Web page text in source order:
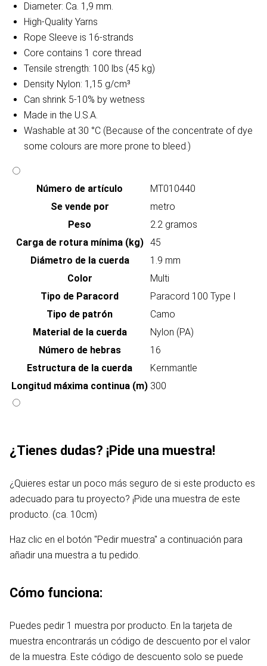
Diameter: Ca. 1,9 mm.
High-Quality Yarns
Rope Sleeve is 16-strands
Core contains 1 core thread
Tensile strength: 100 lbs (45 kg)
Density Nylon: 1,15 g/cm³
Can shrink 5-10% by wetness
Made in the U.S.A.
Washable at 30 °C (Because of the concentrate of dye
some colours are more prone to bleed.)
Número de artículo
MT010440
Se vende por
metro
Peso
2.2 gramos
Carga de rotura mínima (kg)
45
Diámetro de la cuerda
1.9 mm
Color
Multi
Tipo de Paracord
Paracord 100 Type I
Tipo de patrón
Camo
Material de la cuerda
Nylon (PA)
Número de hebras
16
Estructura de la cuerda
Kernmantle
Longitud máxima continua (m) 300
¿Tienes dudas? ¡Pide una muestra!
¿Quieres estar un poco más seguro de si este producto es
adecuado para tu proyecto? ¡Pide una muestra de este
producto. (ca. 10cm)
Haz clic en el botón "Pedir muestra" a continuación para
añadir una muestra a tu pedido.
Cómo funciona:
Puedes pedir 1 muestra por producto. En la tarjeta de
muestra encontrarás un código de descuento por el valor
de la muestra. Este código de descuento solo se puede